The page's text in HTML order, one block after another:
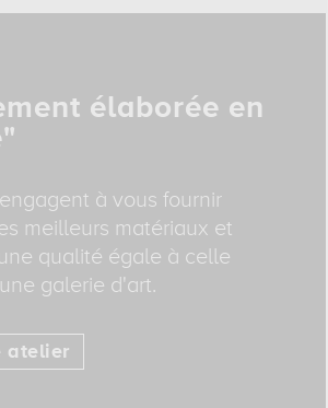
élaborée en
à vous fournir
meilleurs matériaux et
qualité égale à celle
galerie d'art.
atelier